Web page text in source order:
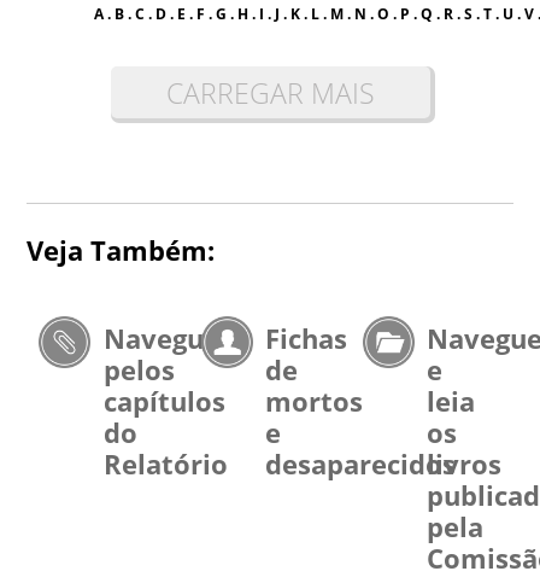
A. B.C . D. E . F .G . H. I . J . K. L. M. N .O . P .Q . R.S.T. U .V.
CARREGAR MAIS
Veja Também:
Navegue
pelos
capítulos
do
Relatório
Fichas
de
mortos
e
desaparecidos
e
leia
os
livros
pela